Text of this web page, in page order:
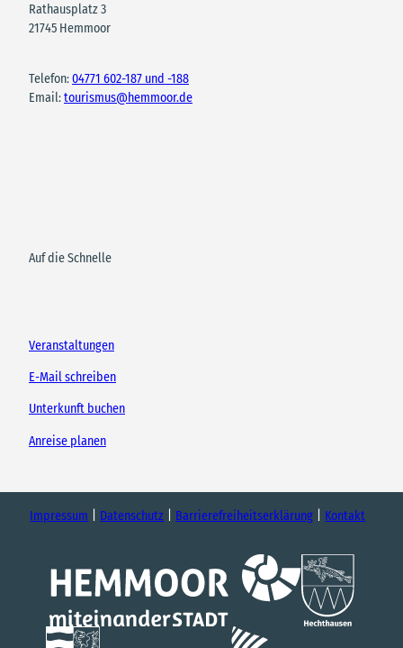
Rathausplatz 3
21745 Hemmoor
Telefon:04771 602-187 und -188
Email:tourismus@hemmoor.de
Auf die Schnelle
Veranstaltungen
E-Mail schreiben
Unterkunft buchen
Anreise planen
Impressum Datenschutz Barrierefreiheitserklärung Kontakt